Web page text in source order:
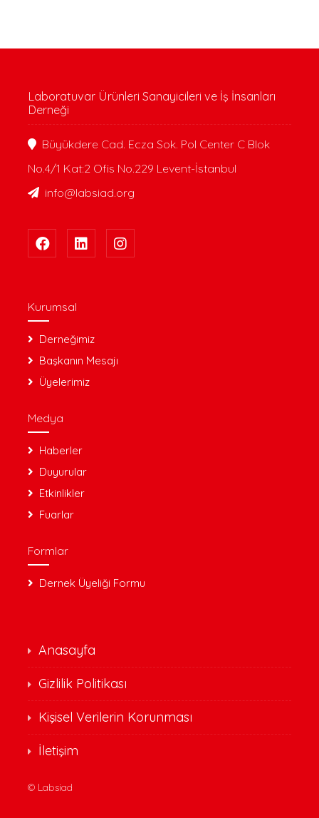
Laboratuvar Ürünleri Sanayicileri ve İş İnsanları
Derneği
Büyükdere Cad. Ecza Sok. Pol Center C Blok
No.4/1 Kat:2 Ofis No.229 Levent-İstanbul
info@labsiad.org
Kurumsal
Derneğimiz
Başkanın Mesajı
Üyelerimiz
Medya
Haberler
Duyurular
Etkinlikler
Fuarlar
Formlar
Dernek Üyeliği Formu
Anasayfa
Gizlilik Politikası
Kişisel Verilerin Korunması
İletişim
© Labsiad